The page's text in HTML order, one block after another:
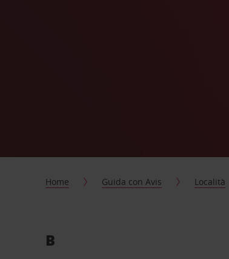
Home Guida con Avis Località
B